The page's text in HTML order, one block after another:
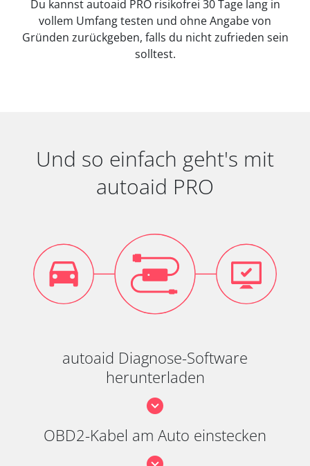
Du kannst autoaid PRO risikofrei 30 Tage lang in
vollem Umfang testen und ohne Angabe von
Gründen zurückgeben, falls du nicht zufrieden sein
solltest.
Und so einfach geht's mit
autoaid PRO
autoaid Diagnose-Software
herunterladen
OBD2-Kabel am Auto einstecken